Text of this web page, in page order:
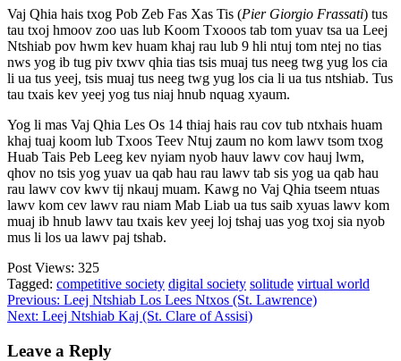
Vaj Qhia hais txog Pob Zeb Fas Xas Tis (Pier Giorgio Frassati) tus
tau txoj hmoov zoo uas lub Koom Txooos tab tom yuav tsa ua Leej
Ntshiab pov hwm kev huam khaj rau lub 9 hli ntuj tom ntej no tias
nws yog ib tug piv txwv qhia tias tsis muaj tus neeg twg yug los cia
li ua tus yeej, tsis muaj tus neeg twg yug los cia li ua tus ntshiab. Tus
tau txais kev yeej yog tus niaj hnub nquag xyaum.
Yog li mas Vaj Qhia Les Os 14 thiaj hais rau cov tub ntxhais huam
khaj tuaj koom lub Txoos Teev Ntuj zaum no kom lawv tsom txog
Huab Tais Peb Leeg kev nyiam nyob hauv lawv cov hauj lwm,
qhov no tsis yog yuav ua qab hau rau lawv tab sis yog ua qab hau
rau lawv cov kwv tij nkauj muam. Kawg no Vaj Qhia tseem ntuas
lawv kom cev lawv rau niam Mab Liab ua tus saib xyuas lawv kom
muaj ib hnub lawv tau txais kev yeej loj tshaj uas yog txoj sia nyob
mus li los ua lawv paj tshab.
Post Views: 325
Tagged: competitive society digital society solitude virtual world
Post
navigation
Previous: Leej Ntshiab Los Lees Ntxos (St. Lawrence)
Next: Leej Ntshiab Kaj (St. Clare of Assisi)
Leave a Reply